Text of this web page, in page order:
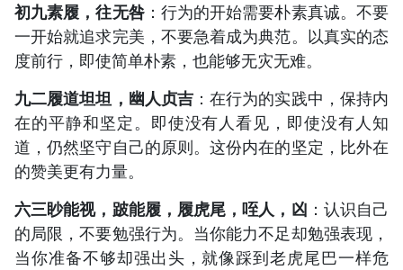
初九素履，往无咎：行为的开始需要朴素真诚。不要
一开始就追求完美，不要急着成为典范。以真实的态
度前行，即使简单朴素，也能够无灾无难。
九二履道坦坦，幽人贞吉 ：在行为的实践中，保持内
在的平静和坚定。即使没有人看见，即使没有人知
道，仍然坚守自己的原则。这份内在的坚定，比外在
的赞美更有力量。
六三眇能视，跛能履，履虎尾，咥人，凶 ：认识自己
的局限，不要勉强行为。当你能力不足却勉强表现，
当你准备不够却强出头，就像踩到老虎尾巴一样危